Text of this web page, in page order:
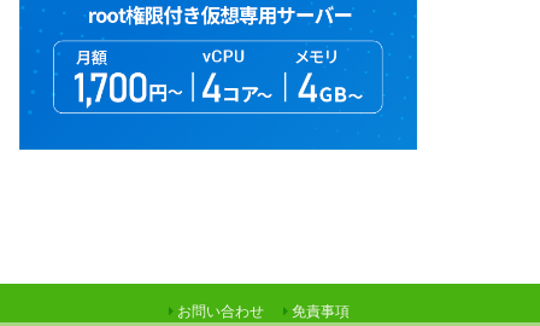
お問い合わせ 免責事項